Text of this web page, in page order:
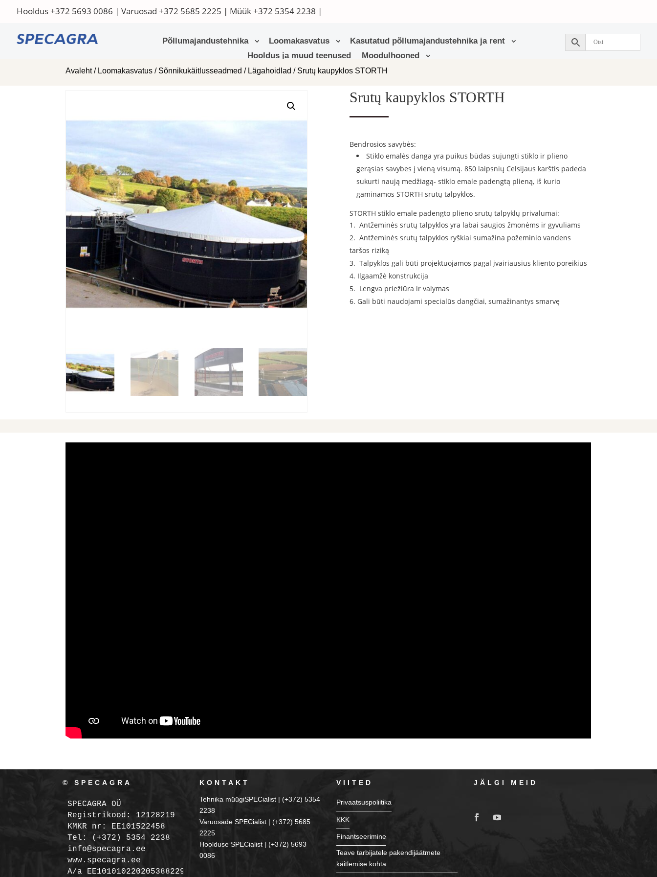
Hooldus+372 5693 0086 | Varuosad +372 5685 2225 | Müük+372 5354 2238 |
Põllumajandustehnika Loomakasvatus
Kasutatud põllumajandustehnika ja rent
Hooldus ja muud teenused
Moodulhooned
Avaleht/ Loomakasvatus / Sõnnikukäitlusseadmed / Lägahoidlad / Srutų kaupyklos STORTH
Srutų kaupyklos STORTH
Bendrosios savybės:
Stiklo emalės danga yra puikus būdas sujungti stiklo ir plieno
gerąsias savybes į vieną visumą. 850 laipsnių Celsijaus karštis padeda
sukurti naują medžiagą- stiklo emale padengtą plieną, iš kurio
gaminamos STORTH srutų talpyklos.
STORTH stiklo emale padengto plieno srutų talpyklų privalumai:
Antžeminės srutų talpyklos yra labai saugios žmonėms ir gyvuliams
Antžeminės srutų talpyklos ryškiai sumažina požeminio vandens
taršos riziką
Talpyklos gali būti projektuojamos pagal įvairiausius kliento poreikius
Ilgaamžė konstrukcija
Lengva priežiūra ir valymas
Gali būti naudojami specialūs dangčiai, sumažinantys smarvę
© SPECAGRA
SPECAGRA OÜ
Registrikood: 12128219
KMKR nr: EE101522458
Tel: (+372) 5354 2238
info@specagra.ee
A/a EE101010220205388229 SEB
KONTAKT
Tehnika müügiSPECialist | (+372) 5354
2238
Varuosade SPECialist | (+372) 5685
2225
Hoolduse SPECialist | (+372) 5693
0086
VIITED
Privaatsuspoliitika
KKK
Finantseerimine
Teave tarbijatele pakendijäätmete
käitlemise kohta
JÄLGI MEID